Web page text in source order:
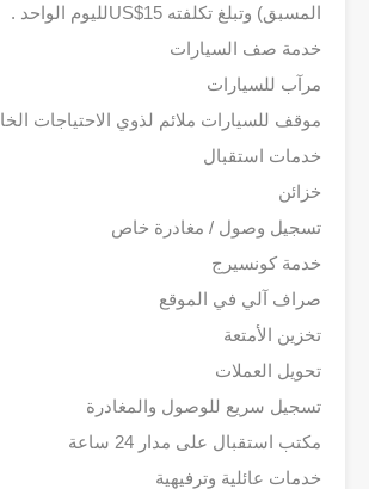
المسبق) وتبلغ تكلفته 15‏US$‎لليوم الواحد .
خدمة صف السيارات
مرآب للسيارات
موقف للسيارات ملائم لذوي الاحتياجات
خدمات استقبال
خزائن
تسجيل وصول / مغادرة خاص
خدمة كونسيرج
صراف آلي في الموقع
تخزين الأمتعة
تحويل العملات
تسجيل سريع للوصول والمغادرة
مكتب استقبال على مدار 24 ساعة
خدمات عائلية وترفيهية